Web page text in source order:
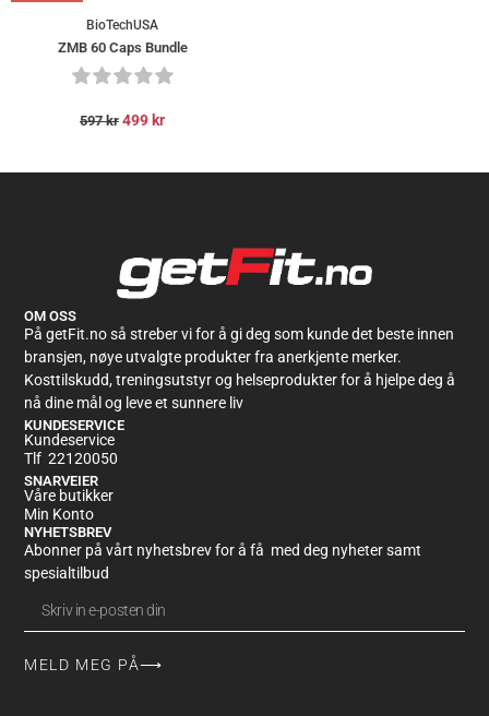
BioTechUSA
ZMB 60 Caps Bundle
597kr 499kr
OM OSS
På getFit.no så streber vi for å gi deg som kunde det beste innen
bransjen, nøye utvalgte produkter fra anerkjente merker.
Kosttilskudd, treningsutstyr og helseprodukter for å hjelpe deg å
nå dine mål og leve et sunnere liv
KUNDESERVICE
Kundeservice
Tlf 22120050
SNARVEIER
Våre butikker
Min Konto
NYHETSBREV
Abonner på vårt nyhetsbrev for å få med deg nyheter samt
spesialtilbud
MELD MEG PÅ⟶